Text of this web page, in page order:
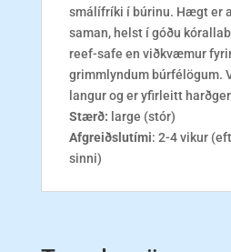
smálífríki í búrinu. Hægt er
saman, helst í góðu
reef-safe en viðkvæmur
grimmlyndum búrfélögum.
langur og er yfirleitt
Stærð: large (stór)
Afgreiðslutími: 2-4 vikur
sinni)